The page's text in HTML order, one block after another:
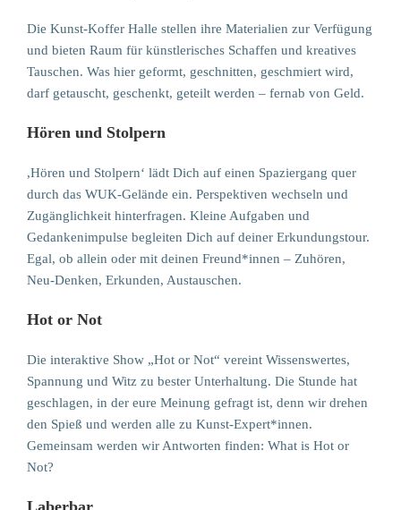
Die Kunst-Koffer Halle stellen ihre Materialien zur Verfügung
und bieten Raum für künstlerisches Schaffen und kreatives
Tauschen. Was hier geformt, geschnitten, geschmiert wird,
darf getauscht, geschenkt, geteilt werden – fernab von Geld.
Hören und Stolpern
,Hören und Stolpern‘ lädt Dich auf einen Spaziergang quer
durch das WUK-Gelände ein. Perspektiven wechseln und
Zugänglichkeit hinterfragen. Kleine Aufgaben und
Gedankenimpulse begleiten Dich auf deiner Erkundungstour.
Egal, ob allein oder mit deinen Freund*innen – Zuhören,
Neu-Denken, Erkunden, Austauschen.
Hot or Not
Die interaktive Show „Hot or Not“ vereint Wissenswertes,
Spannung und Witz zu bester Unterhaltung. Die Stunde hat
geschlagen, in der eure Meinung gefragt ist, denn wir drehen
den Spieß und werden alle zu Kunst-Expert*innen.
Gemeinsam werden wir Antworten finden: What is Hot or
Not?
Laberbar